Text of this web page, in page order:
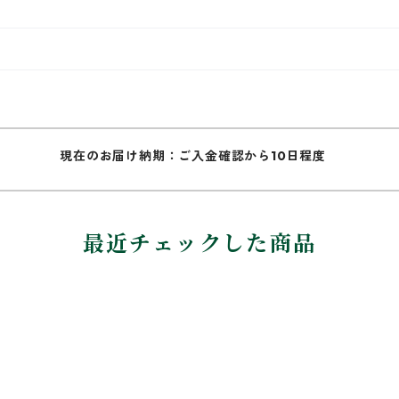
現在のお届け納期：ご入金確認から10日程度
最近チェックした商品